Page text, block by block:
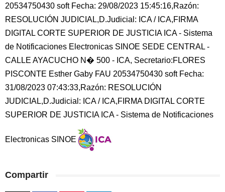
20534750430 soft Fecha: 29/08/2023 15:45:16,Razón:
RESOLUCIÓN JUDICIAL,D.Judicial: ICA / ICA,FIRMA
DIGITAL CORTE SUPERIOR DE JUSTICIA ICA - Sistema
de Notificaciones Electronicas SINOE SEDE CENTRAL -
CALLE AYACUCHO N� 500 - ICA, Secretario:FLORES
PISCONTE Esther Gaby FAU 20534750430 soft Fecha:
31/08/2023 07:43:33,Razón: RESOLUCIÓN
JUDICIAL,D.Judicial: ICA / ICA,FIRMA DIGITAL CORTE
SUPERIOR DE JUSTICIA ICA - Sistema de Notificaciones
Electronicas SINOE
Compartir